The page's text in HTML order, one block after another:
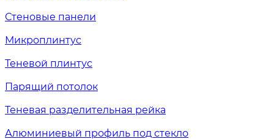
Стеновые панели
Микроплинтус
Теневой плинтус
Парящий потолок
Теневая разделительная рейка
Алюминиевый профиль под стекло